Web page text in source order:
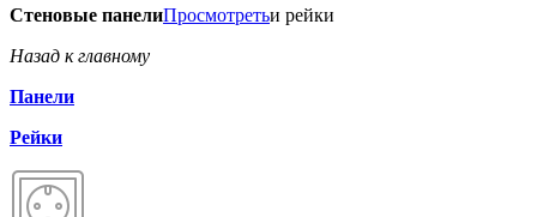
Стеновые панелиПросмотретьи рейки
Назад к главному
Панели
Рейки